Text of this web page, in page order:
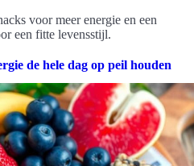
voor meer energie en een
een fitte levensstijl.
de hele dag op peil houden